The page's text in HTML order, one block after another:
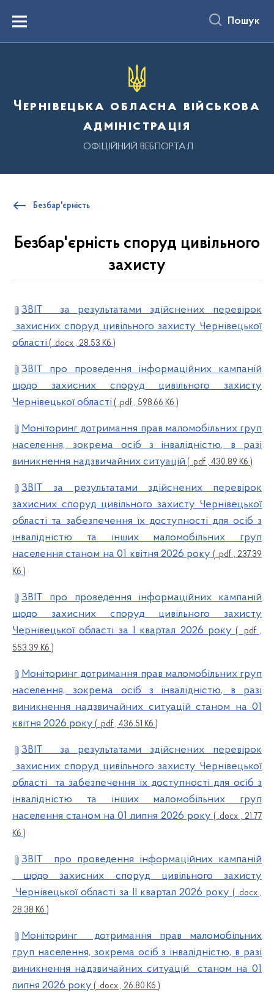
вмістуMenu Пошук
Чернівецька обласна військова
адміністрація
ОФІЦІЙНИЙ ВЕБПОРТАЛ
Безбар'єрність
Безбар'єрність споруд цивільного
захисту
ЗВІТ за результатами здійснених перевірок
захисних споруд цивільного захисту Чернівецької
області ( .docx , 28.53 Кб )
ЗВІТ про проведення інформаційних кампаній
щодо захисних споруд цивільного захисту
Чернівецької області ( .pdf , 598.66 Кб )
Моніторинг дотримання прав маломобільних груп
населення, зокрема осіб з інвалідністю, в разі
виникнення надзвичайних ситуацій ( .pdf , 430.89 Кб )
ЗВІТ за результатами здійснених перевірок
захисних споруд цивільного захисту Чернівецької
області та забезпечення їх доступності для осіб з
інвалідністю та інших маломобільних груп
населення станом на 01 квітня 2026 року ( .pdf , 237.39
Кб )
ЗВІТ про проведення інформаційних кампаній
щодо захисних споруд цивільного захисту
Чернівецької області за І квартал 2026 року ( .pdf ,
553.39 Кб )
Моніторинг дотримання прав маломобільних груп
населення, зокрема осіб з інвалідністю, в разі
виникнення надзвичайних ситуацій станом на 01
квітня 2026 року ( .pdf , 436.51 Кб )
ЗВІТ за результатами здійснених перевірок
захисних споруд цивільного захисту Чернівецької
області та забезпечення їх доступності для осіб з
інвалідністю та інших маломобільних груп
населення станом на 01 липня 2026 року ( .docx , 21.77
Кб )
ЗВІТ про проведення інформаційних кампаній
щодо захисних споруд цивільного захисту
Чернівецької області за ІІ квартал 2026 року ( .docx ,
28.38 Кб )
Моніторинг дотримання прав маломобільних
груп населення, зокрема осіб з інвалідністю, в разі
виникнення надзвичайних ситуацій станом на 01
липня 2026 року ( .docx , 26.80 Кб )